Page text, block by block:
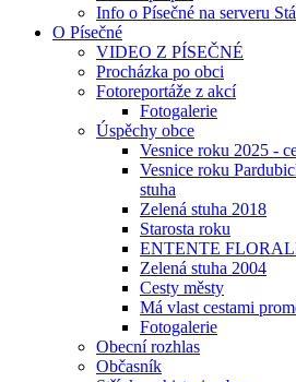
Info o Písečné na serveru
O Písečné
VIDEO Z PÍSEČNÉ
Procházka po obci
Fotoreportáže z akcí
Fotogalerie
Úspěchy obce
Vesnice roku 2025 -
Vesnice roku
stuha
Zelená stuha 2018
Starosta roku
ENTENTE
Zelená stuha 2004
Cesty městy
Má vlast cestami
Fotogalerie
Obecní rozhlas
Občasník